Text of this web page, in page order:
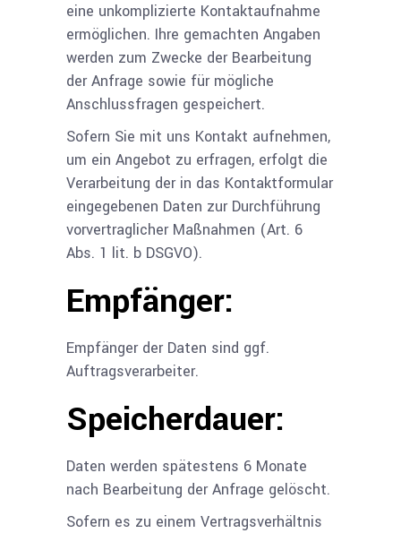
eine unkomplizierte Kontaktaufnahme
ermöglichen. Ihre gemachten Angaben
werden zum Zwecke der Bearbeitung
der Anfrage sowie für mögliche
Anschlussfragen gespeichert.
Sofern Sie mit uns Kontakt aufnehmen,
um ein Angebot zu erfragen, erfolgt die
Verarbeitung der in das Kontaktformular
eingegebenen Daten zur Durchführung
vorvertraglicher Maßnahmen (Art. 6
Abs. 1 lit. b DSGVO).
Empfänger:
Empfänger der Daten sind ggf.
Auftragsverarbeiter.
Speicherdauer:
Daten werden spätestens 6 Monate
nach Bearbeitung der Anfrage gelöscht.
Sofern es zu einem Vertragsverhältnis